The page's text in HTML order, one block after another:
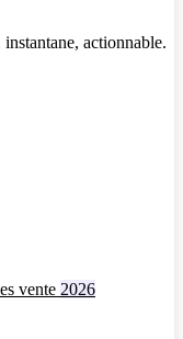
actionnable.
vente 2026